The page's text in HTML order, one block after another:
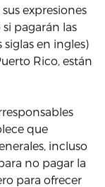
expresiones
pagarán las
siglas en ingles)
Rico, están
que
incluso
no pagar la
para ofrecer